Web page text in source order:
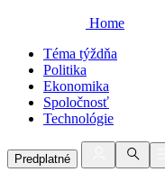
Home
Téma týždňa
Politika
Ekonomika
Spoločnosť
Technológie
Predplatné